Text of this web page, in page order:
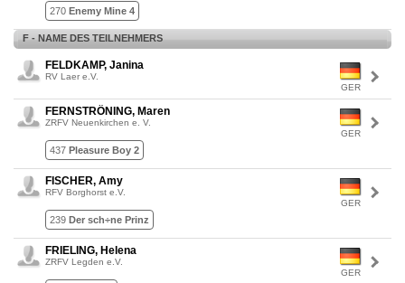
270 Enemy Mine 4
F - NAME DES TEILNEHMERS
GER
FELDKAMP, Janina
RV Laer e.V.
GER
FERNSTRÖNING, Maren
ZRFV Neuenkirchen e. V.
437 Pleasure Boy 2
GER
FISCHER, Amy
RFV Borghorst e.V.
239 Der sch÷ne Prinz
GER
FRIELING, Helena
ZRFV Legden e.V.